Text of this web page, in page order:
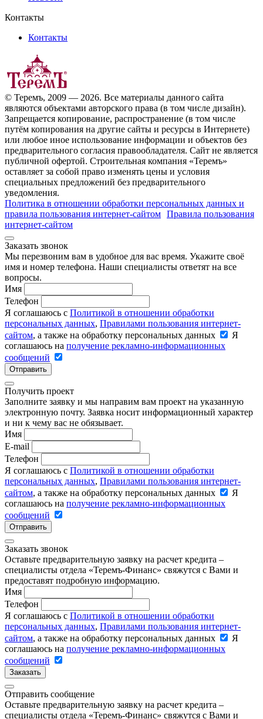
Контакты
Контакты
© Теремъ, 2009 — 2026. Все материалы данного сайта
являются объектами авторского права (в том числе дизайн).
Запрещается копирование, распространение (в том числе
путём копирования на другие сайты и ресурсы в Интернете)
или любое иное использование информации и объектов без
предварительного согласия правообладателя. Cайт не является
публичной офертой. Строительная компания «Теремъ»
оставляет за собой право изменять цены и условия
специальных предложений без предварительного
уведомления.
Политика в отношении обработки персональных данных и
правила пользования интернет-сайтом Правила пользования
интернет-сайтом
Заказать звонок
Мы перезвоним вам в удобное для вас время. Укажите своё
имя и номер телефона. Наши специалисты ответят на все
вопросы.
Имя
Телефон
Я соглашаюсь с Политикой в отношении обработки
персональных данных, Правилами пользования интернет-
сайтом, а также на обработку персональных данных
Я
соглашаюсь на получение рекламно-информационных
сообщений
Отправить
Получить проект
Заполните заявку и мы направим вам проект на указанную
электронную почту. Заявка носит информационный характер
и ни к чему вас не обязывает.
Имя
E-mail
Телефон
Я соглашаюсь с Политикой в отношении обработки
персональных данных, Правилами пользования интернет-
сайтом, а также на обработку персональных данных
Я
соглашаюсь на получение рекламно-информационных
сообщений
Отправить
Заказать звонок
Оставьте предварительную заявку на расчет кредита –
специалисты отдела «Теремъ-Финанс» свяжутся с Вами и
предоставят подробную информацию.
Имя
Телефон
Я соглашаюсь с Политикой в отношении обработки
персональных данных, Правилами пользования интернет-
сайтом, а также на обработку персональных данных
Я
соглашаюсь на получение рекламно-информационных
сообщений
Заказать
Отправить сообщение
Оставьте предварительную заявку на расчет кредита –
специалисты отдела «Теремъ-Финанс» свяжутся с Вами и